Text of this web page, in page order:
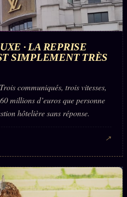
· LA REPRISE
SIMPLEMENT TRÈS
communiqués, trois vitesses,
millions d’euros que personne
hôtelière sans réponse.
↗